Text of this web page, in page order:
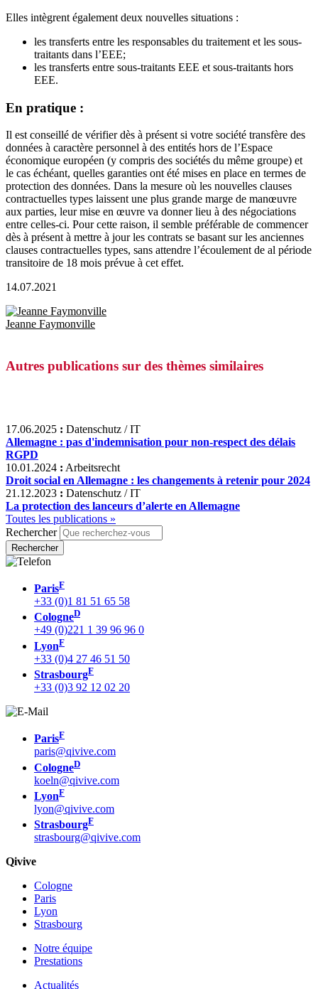
Elles intègrent également deux nouvelles situations :
les transferts entre les responsables du traitement et les sous-
traitants dans l’EEE;
les transferts entre sous-traitants EEE et sous-traitants hors
EEE.
En pratique :
Il est conseillé de vérifier dès à présent si votre société transfère des
données à caractère personnel à des entités hors de l’Espace
économique européen (y compris des sociétés du même groupe) et
le cas échéant, quelles garanties ont été mises en place en termes de
protection des données. Dans la mesure où les nouvelles clauses
contractuelles types laissent une plus grande marge de manœuvre
aux parties, leur mise en œuvre va donner lieu à des négociations
entre celles-ci. Pour cette raison, il semble préférable de commencer
dès à présent à mettre à jour les contrats se basant sur les anciennes
clauses contractuelles types, sans attendre l’écoulement de al période
transitoire de 18 mois prévue à cet effet.
14.07.2021
Jeanne Faymonville
Autres publications sur des thèmes similaires
17.06.2025 : Datenschutz / IT
Allemagne : pas d'indemnisation pour non-respect des délais
RGPD
10.01.2024 : Arbeitsrecht
Droit social en Allemagne : les changements à retenir pour 2024
21.12.2023 : Datenschutz / IT
La protection des lanceurs d’alerte en Allemagne
Toutes les publications »
Rechercher
ParisF
+33 (0)1 81 51 65 58
CologneD
+49 (0)221 1 39 96 96 0
LyonF
+33 (0)4 27 46 51 50
StrasbourgF
+33 (0)3 92 12 02 20
ParisF
paris@qivive.com
CologneD
koeln@qivive.com
LyonF
lyon@qivive.com
StrasbourgF
strasbourg@qivive.com
Qivive
Cologne
Paris
Lyon
Strasbourg
Notre équipe
Prestations
Actualités